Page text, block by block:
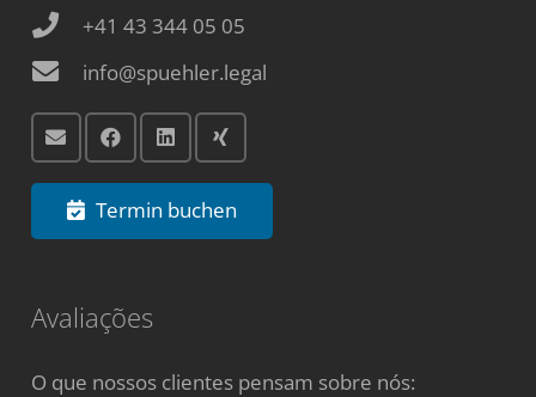
+41 43 344 05 05
info@spuehler.legal
Termin buchen
Avaliações
O que nossos clientes pensam sobre nós: